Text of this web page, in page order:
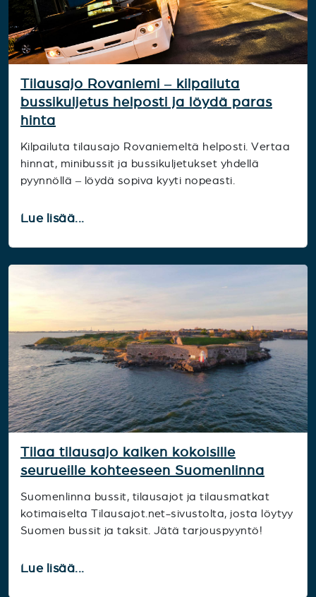
Tilausajo Rovaniemi – kilpailuta
bussikuljetus helposti ja löydä paras
hinta
Kilpailuta tilausajo Rovaniemeltä helposti. Vertaa
hinnat, minibussit ja bussikuljetukset yhdellä
pyynnöllä – löydä sopiva kyyti nopeasti.
Lue lisää...
Tilaa tilausajo kaiken kokoisille
seurueille kohteeseen Suomenlinna
Suomenlinna bussit, tilausajot ja tilausmatkat
kotimaiselta Tilausajot.net-sivustolta, josta löytyy
Suomen bussit ja taksit. Jätä tarjouspyyntö!
Lue lisää...